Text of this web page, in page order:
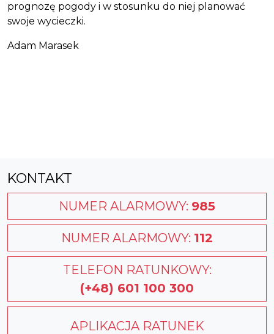
prognozę pogody i w stosunku do niej planować
swoje wycieczki.
Adam Marasek
KONTAKT
NUMER ALARMOWY: 985
NUMER ALARMOWY: 112
TELEFON RATUNKOWY:
(+48) 601 100 300
APLIKACJA RATUNEK